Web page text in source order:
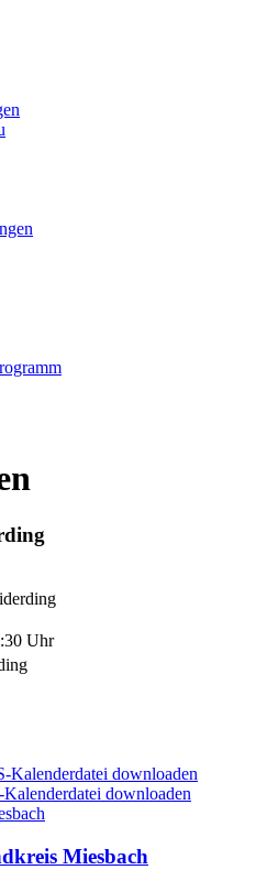
Uhr
Kalenderdatei downloaden
downloaden
Miesbach